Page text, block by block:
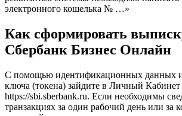
электронного кошелька № …»
Как сформировать
Сбербанк Бизнес Онлайн
С помощью идентификационных данных
ключа (токена) зайдите в Личный Кабинет
https://sbi.sberbank.ru. Если необходимы
транзакциях за один рабочий день или за